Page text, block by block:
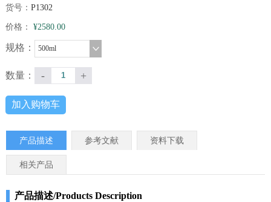
货号： P1302
价格： ¥2580.00
规格： 500ml
数量： - +
加入购物车
产品描述 参考文献 资料下载
相关产品
产品描述/Products Description